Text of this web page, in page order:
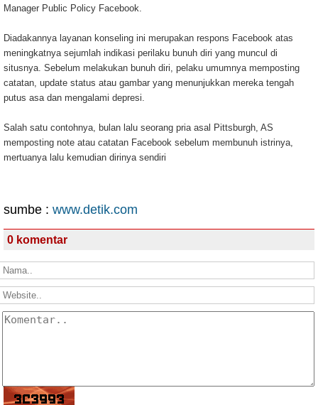
Manager Public Policy Facebook.
Diadakannya layanan konseling ini merupakan respons Facebook atas
meningkatnya sejumlah indikasi perilaku bunuh diri yang muncul di
situsnya. Sebelum melakukan bunuh diri, pelaku umumnya memposting
catatan, update status atau gambar yang menunjukkan mereka tengah
putus asa dan mengalami depresi.
Salah satu contohnya, bulan lalu seorang pria asal Pittsburgh, AS
memposting note atau catatan Facebook sebelum membunuh istrinya,
mertuanya lalu kemudian dirinya sendiri
sumbe : www.detik.com
0 komentar